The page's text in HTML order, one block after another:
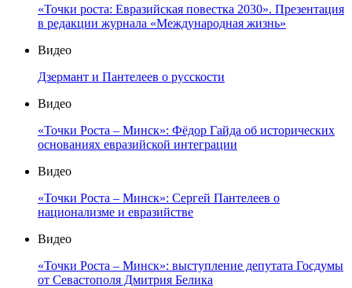
«Точки роста: Евразийская повестка 2030». Презентация
в редакции журнала «Международная жизнь»
Видео
Дзермант и Пантелеев о русскости
Видео
«Точки Роста – Минск»: Фёдор Гайда об исторических
основаниях евразийской интеграции
Видео
«Точки Роста – Минск»: Сергей Пантелеев о
национализме и евразийстве
Видео
«Точки Роста – Минск»: выступление депутата Госдумы
от Севастополя Дмитрия Белика